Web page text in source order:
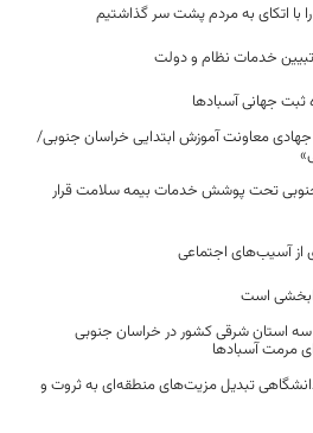
با اتکای به مردم پشت سر گذاشتیم
خدمات نظام و دولت
ثبت جهانی آسبادها
جهادی معاونت آموزش ابتدایی خراسان جنوبی/
جنوبی تحت پوشش خدمات بیمه سلامت قرار
از آسیب‌های اجتماعی
است
سه استان شرقی کشور در خراسان جنوبی
مرمت آسبادها
تبدیل مزیت‌های منطقه‌ای به ثروت و